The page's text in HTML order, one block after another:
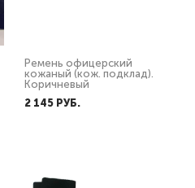
Ремень офицерский
кожаный (кож. подклад).
Коричневый
2 145 PУБ.